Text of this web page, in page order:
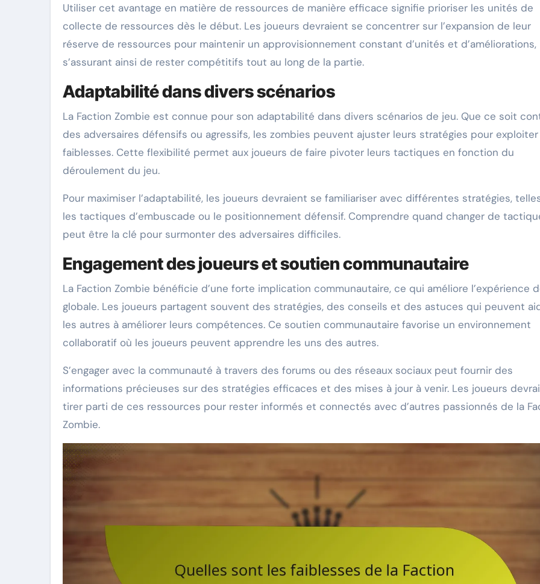
Utiliser cet avantage en matière de ressources de manière efficace signifie prioriser les unités de
collecte de ressources dès le début. Les joueurs devraient se concentrer sur l’expansion de leur
réserve de ressources pour maintenir un approvisionnement constant d’unités et d’améliorations,
s’assurant ainsi de rester compétitifs tout au long de la partie.
Adaptabilité dans divers scénarios
La Faction Zombie est connue pour son adaptabilité dans divers scénarios de jeu. Que ce soit
des adversaires défensifs ou agressifs, les zombies peuvent ajuster leurs stratégies pour exploiter
faiblesses. Cette flexibilité permet aux joueurs de faire pivoter leurs tactiques en fonction du
déroulement du jeu.
Pour maximiser l’adaptabilité, les joueurs devraient se familiariser avec différentes stratégies,
les tactiques d’embuscade ou le positionnement défensif. Comprendre quand changer de
peut être la clé pour surmonter des adversaires difficiles.
Engagement des joueurs et soutien communautaire
La Faction Zombie bénéficie d’une forte implication communautaire, ce qui améliore l’expérience
globale. Les joueurs partagent souvent des stratégies, des conseils et des astuces qui peuvent
les autres à améliorer leurs compétences. Ce soutien communautaire favorise un environnement
collaboratif où les joueurs peuvent apprendre les uns des autres.
S’engager avec la communauté à travers des forums ou des réseaux sociaux peut fournir des
informations précieuses sur des stratégies efficaces et des mises à jour à venir. Les joueurs
tirer parti de ces ressources pour rester informés et connectés avec d’autres passionnés de la
Zombie.